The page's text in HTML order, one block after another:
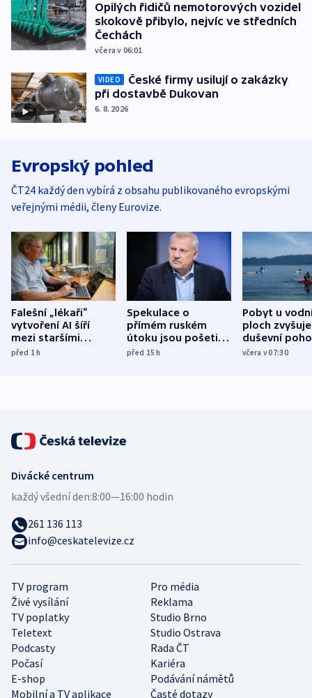
Opilých řidičů nemotorových vozidel
skokově přibylo, nejvíc ve středních
Čechách
včera v 06:01
VIDEO
České firmy usilují o zakázky
při dostavbě Dukovan
6. 8. 2026
Evropský pohled
ČT24 každý den vybírá z obsahu publikovaného evropskými
veřejnými médii, členy Eurovize.
Falešní „lékaři“
vytvoření AI šíří
mezi staršími
Poláky nebezpečné
před 1h
Spekulace o
přímém ruském
útoku jsou pošetilé,
míní estonský
před 15h
Pobyt u
ploch zvyšuje
duševní
ukázala
včera v 07:30
TV program
Pro média
Živé vysílání
Reklama
TV poplatky
Studio Brno
Teletext
Studio Ostrava
Podcasty
Rada ČT
Počasí
Kariéra
E-shop
Podávání námětů
Mobilní a TV aplikace
Časté dotazy
Divácké centrum
každý všední den:8:00—16:00 hodin
261 136 113
info@ceskatelevize.cz